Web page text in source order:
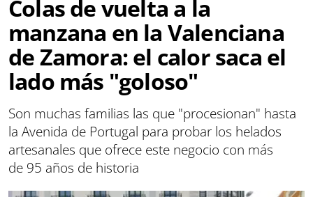
Colas de vuelta a la
manzana en la Valenciana
de Zamora: el calor saca el
lado más "goloso"
Son muchas familias las que "procesionan" hasta
la Avenida de Portugal para probar los helados
artesanales que ofrece este negocio con más
de 95 años de historia